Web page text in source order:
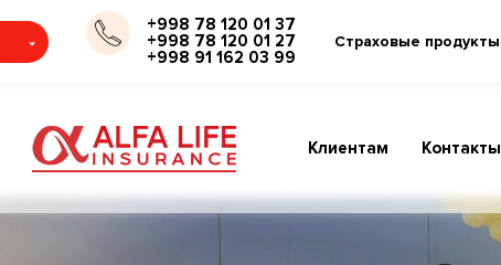
+998 78 120 01 37
+998 78 120 01 27
+998 91 162 03 99
Страховые продукты
Клиентам Контакты